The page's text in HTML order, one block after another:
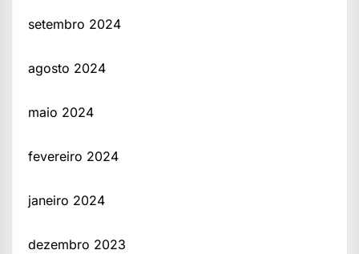
setembro 2024
agosto 2024
maio 2024
fevereiro 2024
janeiro 2024
dezembro 2023